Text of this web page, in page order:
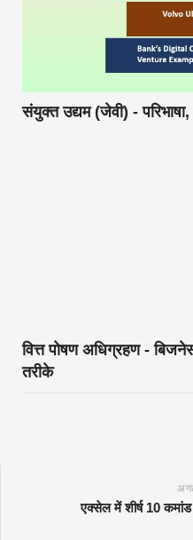
संयुक्त उद्यम (जेवी) -
वित्त पोषण अधिग्रहण -
तरीके
एक्सेल में शीर्ष 10